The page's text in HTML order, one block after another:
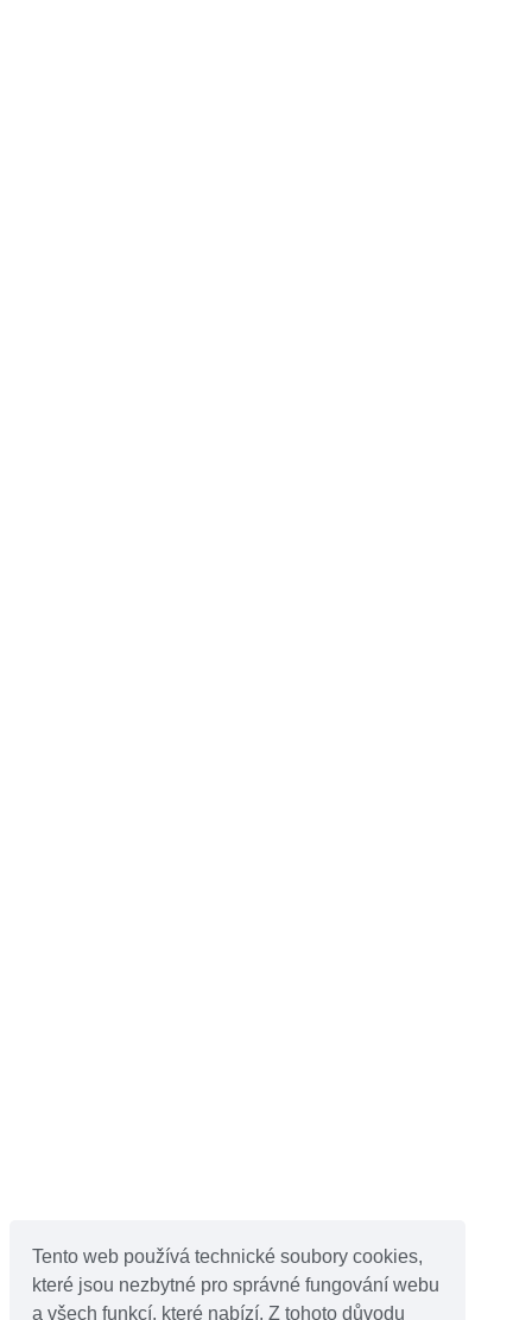
Tento web používá technické soubory cookies,
které jsou nezbytné pro správné fungování webu
a všech funkcí, které nabízí. Z tohoto důvodu